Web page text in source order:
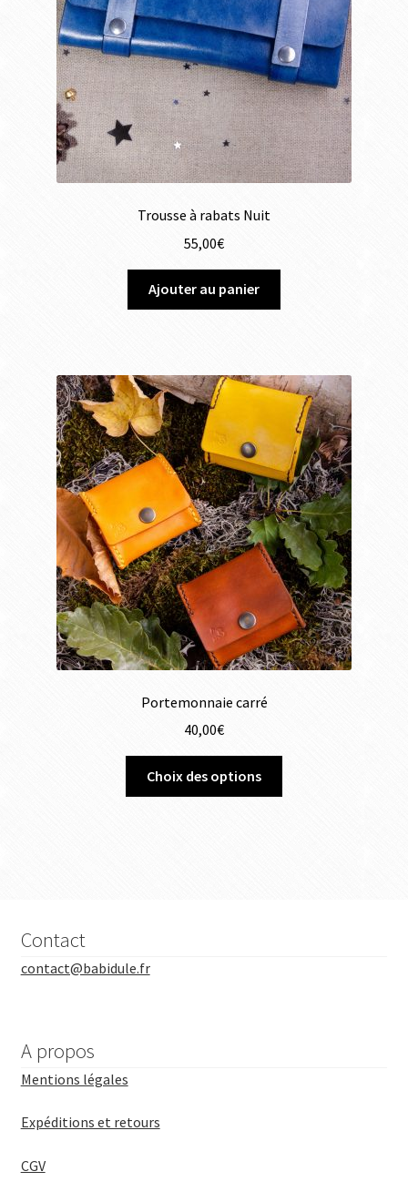
Trousse à rabats Nuit
55,00€
Ajouter au panier
Portemonnaie carré
40,00€
Choix des options
Contact
contact@babidule.fr
A propos
Mentions légales
Expéditions et retours
CGV